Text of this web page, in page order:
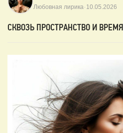
Любовная лирика· 10.05.2026
СКВОЗЬ ПРОСТРАНСТВО И ВРЕМЯ